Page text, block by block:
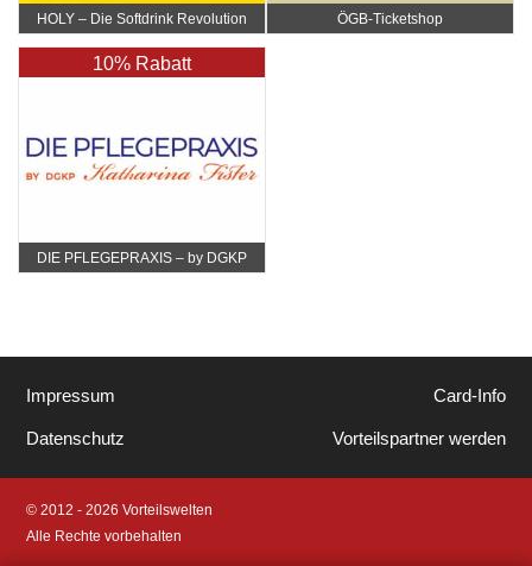
HOLY – Die Softdrink Revolution ÖGB-Ticketshop
10% Rabatt
DIE PFLEGEPRAXIS – by DGKP
Impressum
Datenschutz
Card-Info
Vorteilspartner werden
© 2012 - 2026 Vorteilswelten
Alle Rechte vorbehalten